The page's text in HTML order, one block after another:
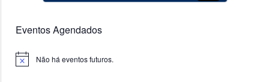
Eventos Agendados
Notice Não há eventos futuros.